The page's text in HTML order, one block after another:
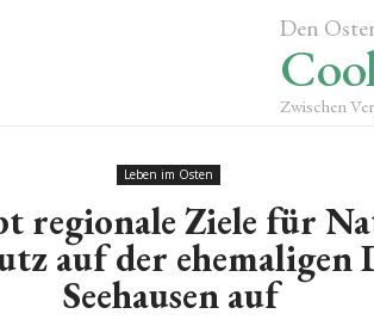
Den
Zwischen
Leben im Osten
regionale Ziele für
auf der ehemaligen
Seehausen auf